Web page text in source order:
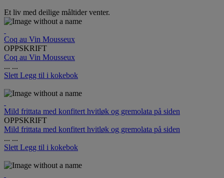
Et liv med deilige måltider venter.
Coq au Vin Mousseux
OPPSKRIFT
Coq au Vin Mousseux
... ...
Slett Legg til i kokebok
Mild frittata med konfitert hvitløk og gremolata på siden
OPPSKRIFT
Mild frittata med konfitert hvitløk og gremolata på siden
... ...
Slett Legg til i kokebok